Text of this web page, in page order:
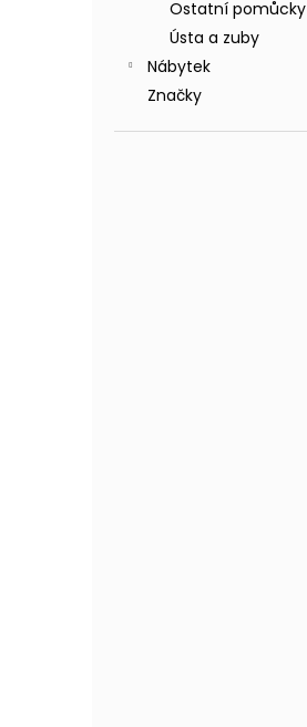
Ostatní pomůcky
Ústa a zuby
Nábytek
Značky